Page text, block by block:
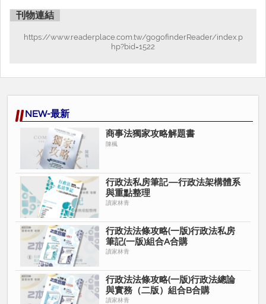
1.司律研究所
3.警察特考三四等
7.國軍轉任及國防法務官
8.鐵路特考、海巡、移民
柳政老師（柳國偉律師）
東吳大學法律系學士
國立政治大學法律學碩士（刑事法學組）
97年律師高考及格
經歷
一、讀家補習班文教機構刑法講師
二、國立台北大學、國立中興大學、私立東吳大學、私立輔仁大
學、私立東海 大學、私立逢甲大學、私立玄奘大學暑期法學精進、
加強班刑法講師
三、基隆市政府公務員升等薦任課程刑法講師
四、社團法人台中律師公會第31屆、第32屆刑事法委員會主任委員
刊物連結
https://www.readerplace.com.tw/gogofinderReader/index.p
hp?bid=1522
NEW-最新
商事法獨家攻略解題書
陳楓
行政法私房筆記—行政法架構體系
與重點整理
讀家林青
行政法法條攻略(一版)行政法私房
筆記(一版)組合A合購
讀家林青
行政法法條攻略(一版)行政法總論
與實務（二版）組合B合購
讀家林青